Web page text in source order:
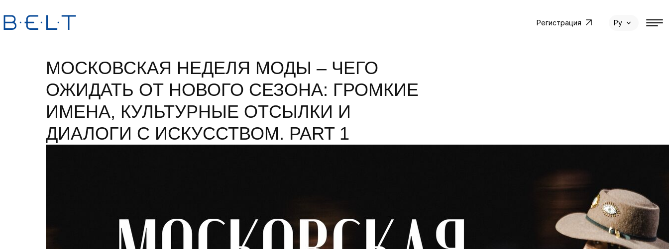
Регистрация Ру
МОСКОВСКАЯ НЕДЕЛЯ МОДЫ – ЧЕГО
ОЖИДАТЬ ОТ НОВОГО СЕЗОНА: ГРОМКИЕ
ИМЕНА, КУЛЬТУРНЫЕ ОТСЫЛКИ И
ДИАЛОГИ С ИСКУССТВОМ. PART 1